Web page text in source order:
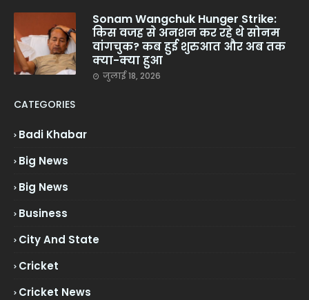
Sonam Wangchuk Hunger Strike:
किस वजह से अनशन कर रहे थे सोनम
वांगचुक? कब हुई शुरुआत और अब तक
क्या-क्या हुआ
जुलाई 18, 2026
CATEGORIES
Badi Khabar
Big News
Big News
Business
City And State
Cricket
Cricket News